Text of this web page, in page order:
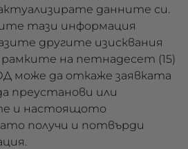
данните си.
тази информация
другите изисквания
рамките на петнадесет (15)
може да откаже заявката
преустанови или
и настоящото
получи и потвърди